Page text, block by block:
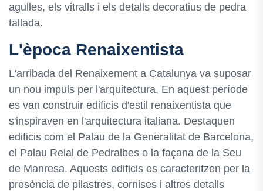
agulles, els vitralls i els detalls decoratius de pedra
tallada.
L'època Renaixentista
L'arribada del Renaixement a Catalunya va suposar
un nou impuls per l'arquitectura. En aquest període
es van construir edificis d'estil renaixentista que
s'inspiraven en l'arquitectura italiana. Destaquen
edificis com el Palau de la Generalitat de Barcelona,
​​el Palau Reial de Pedralbes o la façana de la Seu
de Manresa. Aquests edificis es caracteritzen per la
presència de pilastres, cornises i altres detalls